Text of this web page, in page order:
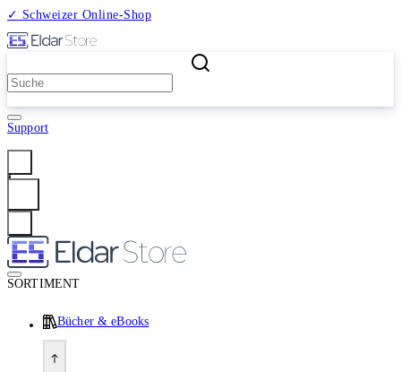
✓ Schweizer Online-Shop
Support
SORTIMENT
Bücher & eBooks